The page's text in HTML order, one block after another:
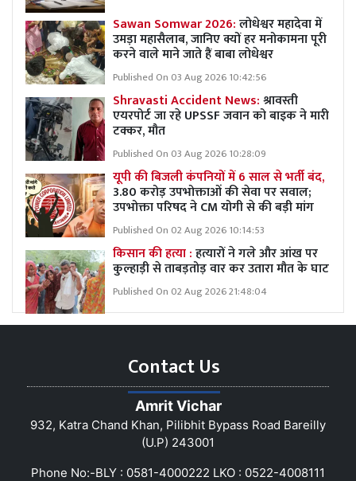
Sawan Somwar 2026:लोधेश्वर महादेवा में
उमड़ा महासैलाब, जानिए क्यों हर मनोकामना पूरी
करने वाले माने जाते हैं बाबा लोधेश्वर
Published On 03 Aug 2026 10:42:56
Shravasti Accident News:श्रावस्ती
एयरपोर्ट जा रहे UPSSF जवान को बाइक ने मारी
टक्कर, मौत
Published On 03 Aug 2026 10:28:09
यूपी की बिजली कंपनियों में 6 साल से भर्ती बंद,
3.80 करोड़ उपभोक्ताओं की सेवा पर सवाल;
उपभोक्ता परिषद ने CM योगी से की बड़ी मांग
Published On 02 Aug 2026 10:14:53
किसान की हत्या :हत्यारों ने गले और आंख पर
कुल्हाड़ी से ताबड़तोड़ वार कर उतारा मौत के घाट
Published On 02 Aug 2026 21:48:04
Contact Us
Amrit Vichar
932, Katra Chand Khan, Pilibhit Bypass Road Bareilly
(U.P) 243001
Phone No:-BLY : 0581-4000222 LKO : 0522-4008111